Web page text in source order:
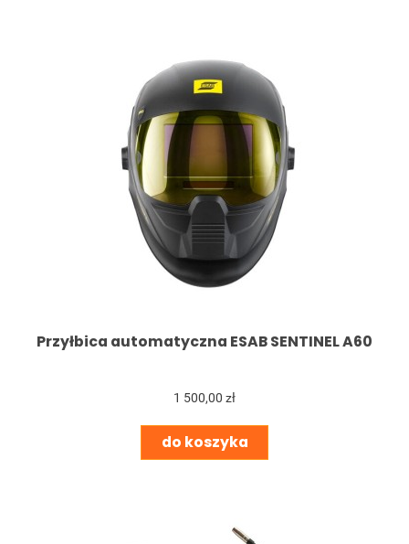
Przyłbica automatyczna ESAB SENTINEL A60
1 500,00 zł
do koszyka